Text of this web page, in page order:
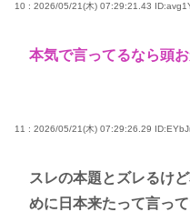
10 : 2026/05/21(木) 07:29:21.43
本気で言ってるなら頭
11 : 2026/05/21(木) 07:29:26.29
スレの本題とズレるけ
めに日本来たって言っ